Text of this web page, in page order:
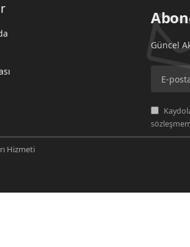
Güncel
Hizmeti